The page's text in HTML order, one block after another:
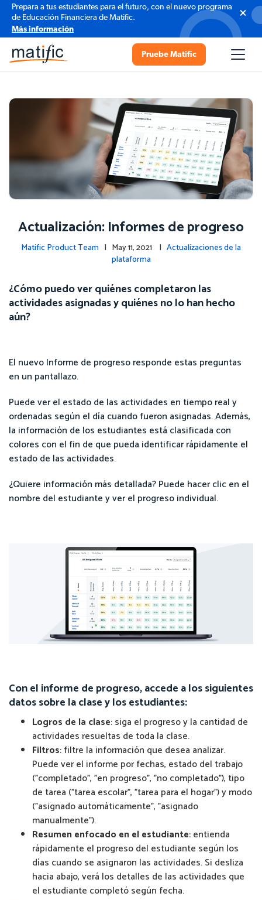
Prepara a tus estudiantes para el futuro, con el nuevo programa
de Educación Financiera de Matific.
Más información
Pruebe Matific
Actualización: Informes de progreso
Matific Product Team | May 11, 2021 | Actualizaciones de la
plataforma
¿Cómo puedo ver quiénes completaron las
actividades asignadas y quiénes no lo han hecho
aún?
El nuevo Informe de progreso responde estas preguntas
en un pantallazo.
Puede ver el estado de las actividades en tiempo real y
ordenadas según el día cuando fueron asignadas. Además,
la información de los estudiantes está clasificada con
colores con el fin de que pueda identificar rápidamente el
estado de las actividades.
¿Quiere información más detallada? Puede hacer clic en el
nombre del estudiante y ver el progreso individual.
Con el informe de progreso, accede a los siguientes
datos sobre la clase y los estudiantes:
Logros de la clase: siga el progreso y la cantidad de
actividades resueltas de toda la clase.
Filtros: filtre la información que desea analizar.
Puede ver el informe por fechas, estado del trabajo
("completado", "en progreso", "no completado"), tipo
de tarea ("tarea escolar", "tarea para el hogar") y modo
("asignado automáticamente", "asignado
manualmente").
Resumen enfocado en el estudiante: entienda
rápidamente el progreso del estudiante según los
días cuando se asignaron las actividades. Si desliza
hacia abajo, verá los detalles de las actividades que
el estudiante completó según fecha.